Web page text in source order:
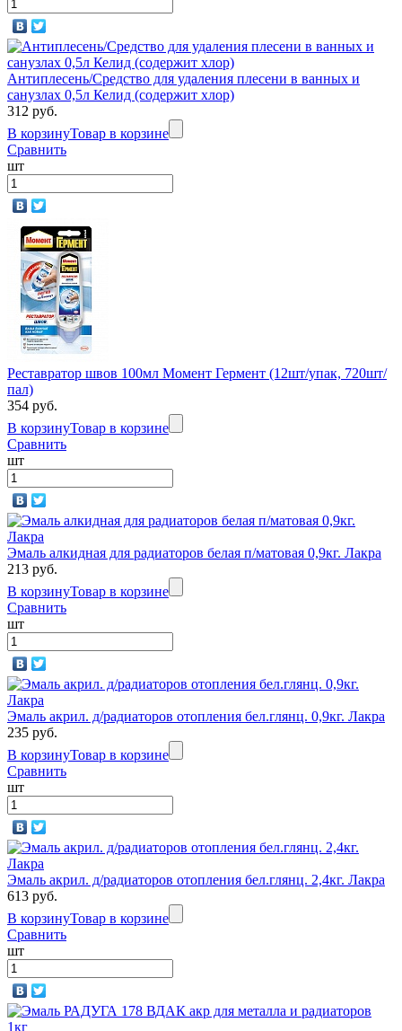
Антиплесень/Средство для удаления плесени в ванных и
санузлах 0,5л Келид (содержит хлор)
312 руб.
В корзинуТовар в корзине
Сравнить
шт
Реставратор швов 100мл Момент Гермент (12шт/упак, 720шт/
пал)
354 руб.
В корзинуТовар в корзине
Сравнить
шт
Эмаль алкидная для радиаторов белая п/матовая 0,9кг. Лакра
213 руб.
В корзинуТовар в корзине
Сравнить
шт
Эмаль акрил. д/радиаторов отопления бел.глянц. 0,9кг. Лакра
235 руб.
В корзинуТовар в корзине
Сравнить
шт
Эмаль акрил. д/радиаторов отопления бел.глянц. 2,4кг. Лакра
613 руб.
В корзинуТовар в корзине
Сравнить
шт